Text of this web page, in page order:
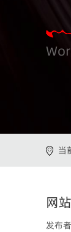
当
网
发布